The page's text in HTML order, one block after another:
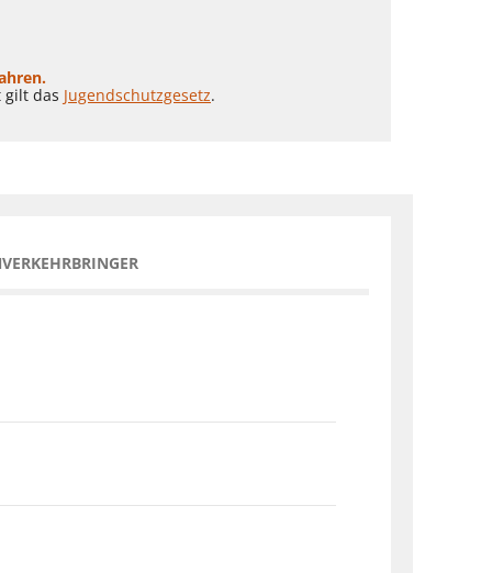
gilt das Jugendschutzgesetz.